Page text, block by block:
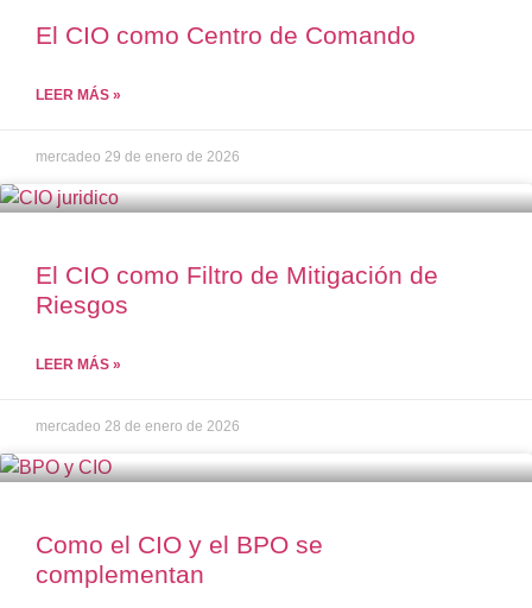
El CIO como Centro de Comando
LEER MÁS »
mercadeo 29 de enero de 2026
El CIO como Filtro de Mitigación de
Riesgos
LEER MÁS »
mercadeo 28 de enero de 2026
Como el CIO y el BPO se
complementan